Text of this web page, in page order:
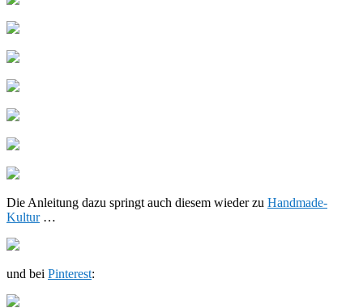
Die Anleitung dazu springt auch diesem wieder zu Handmade-
Kultur…
und bei Pinterest: